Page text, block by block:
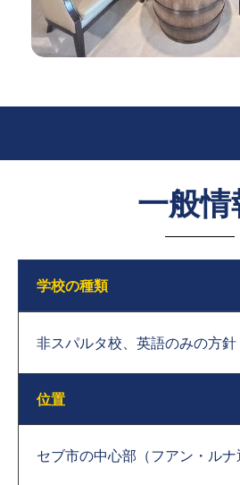
一般情
学校の種類
非スパルタ校、英語のみの方
位置
セブ市の中心部（フアン・ルナ